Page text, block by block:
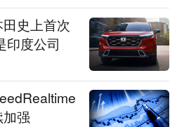
史上首次
印度公司
强